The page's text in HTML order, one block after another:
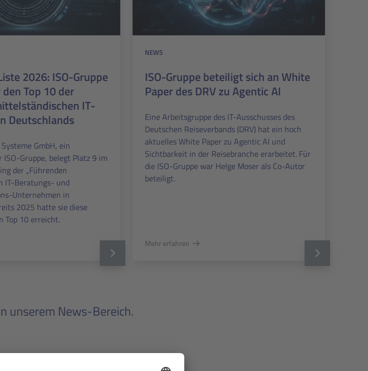
2026: ISO-Gruppe
Top 10 der
IT-
Deutschlands
GmbH, ein
Gruppe, belegt Platz 9 im
der „Führenden
IT-Beratungs- und
Unternehmen in
2025 hatte sie diese
Top 10 erreicht.
NEWS
ISO-Gruppe beteiligt sich an White
Paper des DRV zu Agentic AI
Eine Arbeitsgruppe des IT-Ausschusses des
Deutschen Reiseverbands (DRV) hat ein hoch
aktuelles White Paper zu Agentic AI und
Sichtbarkeit in der Reisebranche erarbeitet. Für
die ISO-Gruppe war Helge Moser als Co-Autor
beteiligt.
Mehr erfahren
unserem News-Bereich.